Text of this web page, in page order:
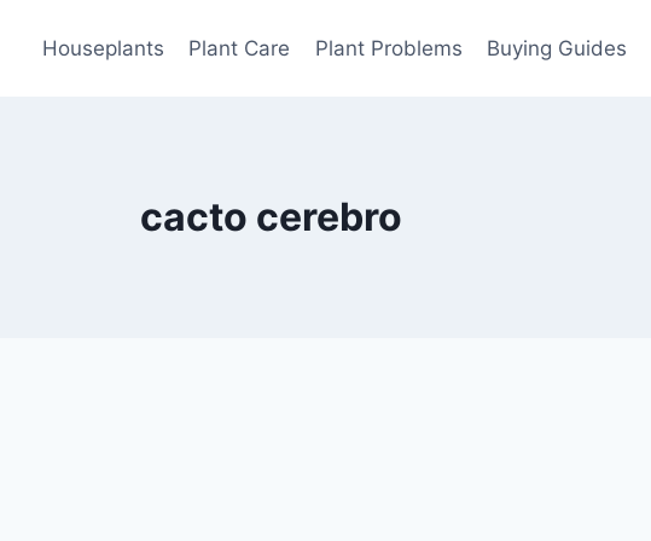
Houseplants Plant Care Plant Problems Buying Guides
cacto cerebro